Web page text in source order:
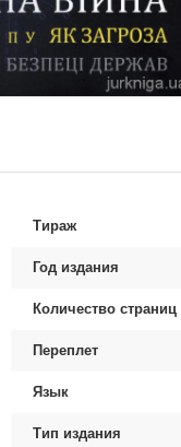
Тираж
Год издания
Количество страниц
Переплет
Язык
Тип издания